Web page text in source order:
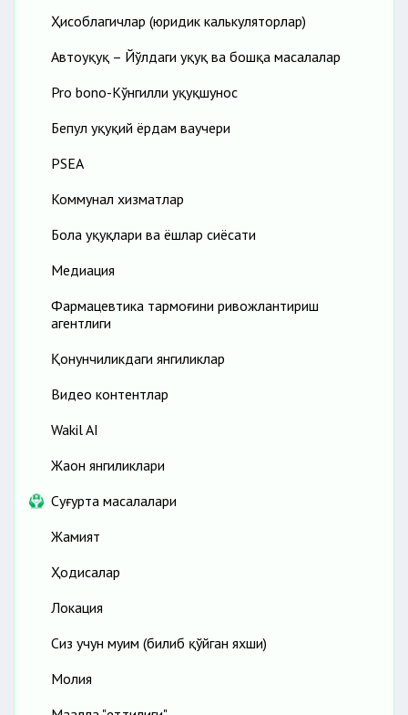
Ҳисоблагичлар (юридик калькуляторлар)
Автоҳуқуқ – Йўлдаги ҳуқуқ ва бошқа масалалар
Pro bono-Кўнгилли ҳуқуқшунос
Бепул ҳуқуқий ёрдам ваучери
PSEA
Коммунал хизматлар
Бола ҳуқуқлари ва ёшлар сиёсати
Медиация
Фармацевтика тармоғини ривожлантириш
агентлиги
Қонунчиликдаги янгиликлар
Видео контентлар
Wakil AI
Жаҳон янгиликлари
Cуғурта масалалари
Жамият
Ҳодисалар
Локация
Сиз учун муҳим (билиб қўйган яхши)
Молия